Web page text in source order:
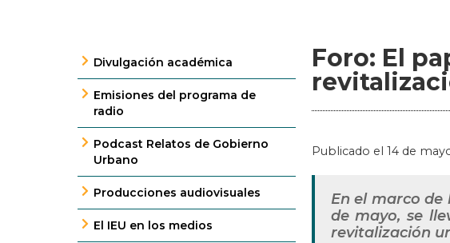
Divulgación académica
Emisiones del programa de
radio
Podcast Relatos de Gobierno
Urbano
Producciones audiovisuales
El IEU en los medios
Foro: El
Publicado el 14 de
En el marco de
de mayo, se
revitalización